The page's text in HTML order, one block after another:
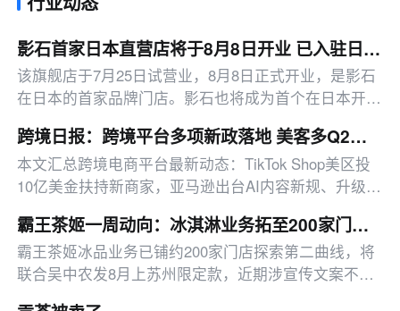
影石首家日本直营店将于8月8日开业 已入驻日本约1500家线下零售渠道
该旗舰店于7月25日试营业，8月8日正式开业，是影石
在日本的首家品牌门店。影石也将成为首个在日本开设
跨境日报：跨境平台多项新政落地 美客多Q2营收同比增50%
本文汇总跨境电商平台最新动态：TikTok Shop美区投
10亿美金扶持新商家，亚马逊出台AI内容新规、升级卖
霸王茶姬一周动向：冰淇淋业务拓至200家门店 苏州白兰花限定款将上市
霸王茶姬冰品业务已铺约200家门店探索第二曲线，将
联合吴中农发8月上苏州限定款，近期涉宣传文案不当